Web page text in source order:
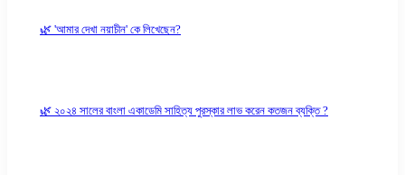
🌿 'আমার দেখা নয়াচীন' কে লিখেছেন?
🌿 ২০২৪ সালের বাংলা একাডেমি সাহিত্য পুরস্কার লাভ করেন কতজন ব্যক্তি ?